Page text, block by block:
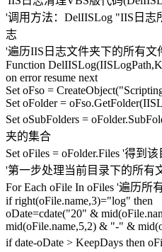
'调用方法：DelIISLog "IIS日志
志
'遍历IIS日志文件夹下的所有文
Function
on error resume next
Set oFso =
Set oFolder =
Set oSubFolders =
夹的集合
Set oFiles = oFolder.Files '得到
'第一步处理当前目录下的所有
For Each oFile In oFiles '遍历所
if right(oFile.name,3)="log" then
oDate=cdate("20" &
mid(oFile.name,5,2) & "-" &
if date-oDate > KeepDays then